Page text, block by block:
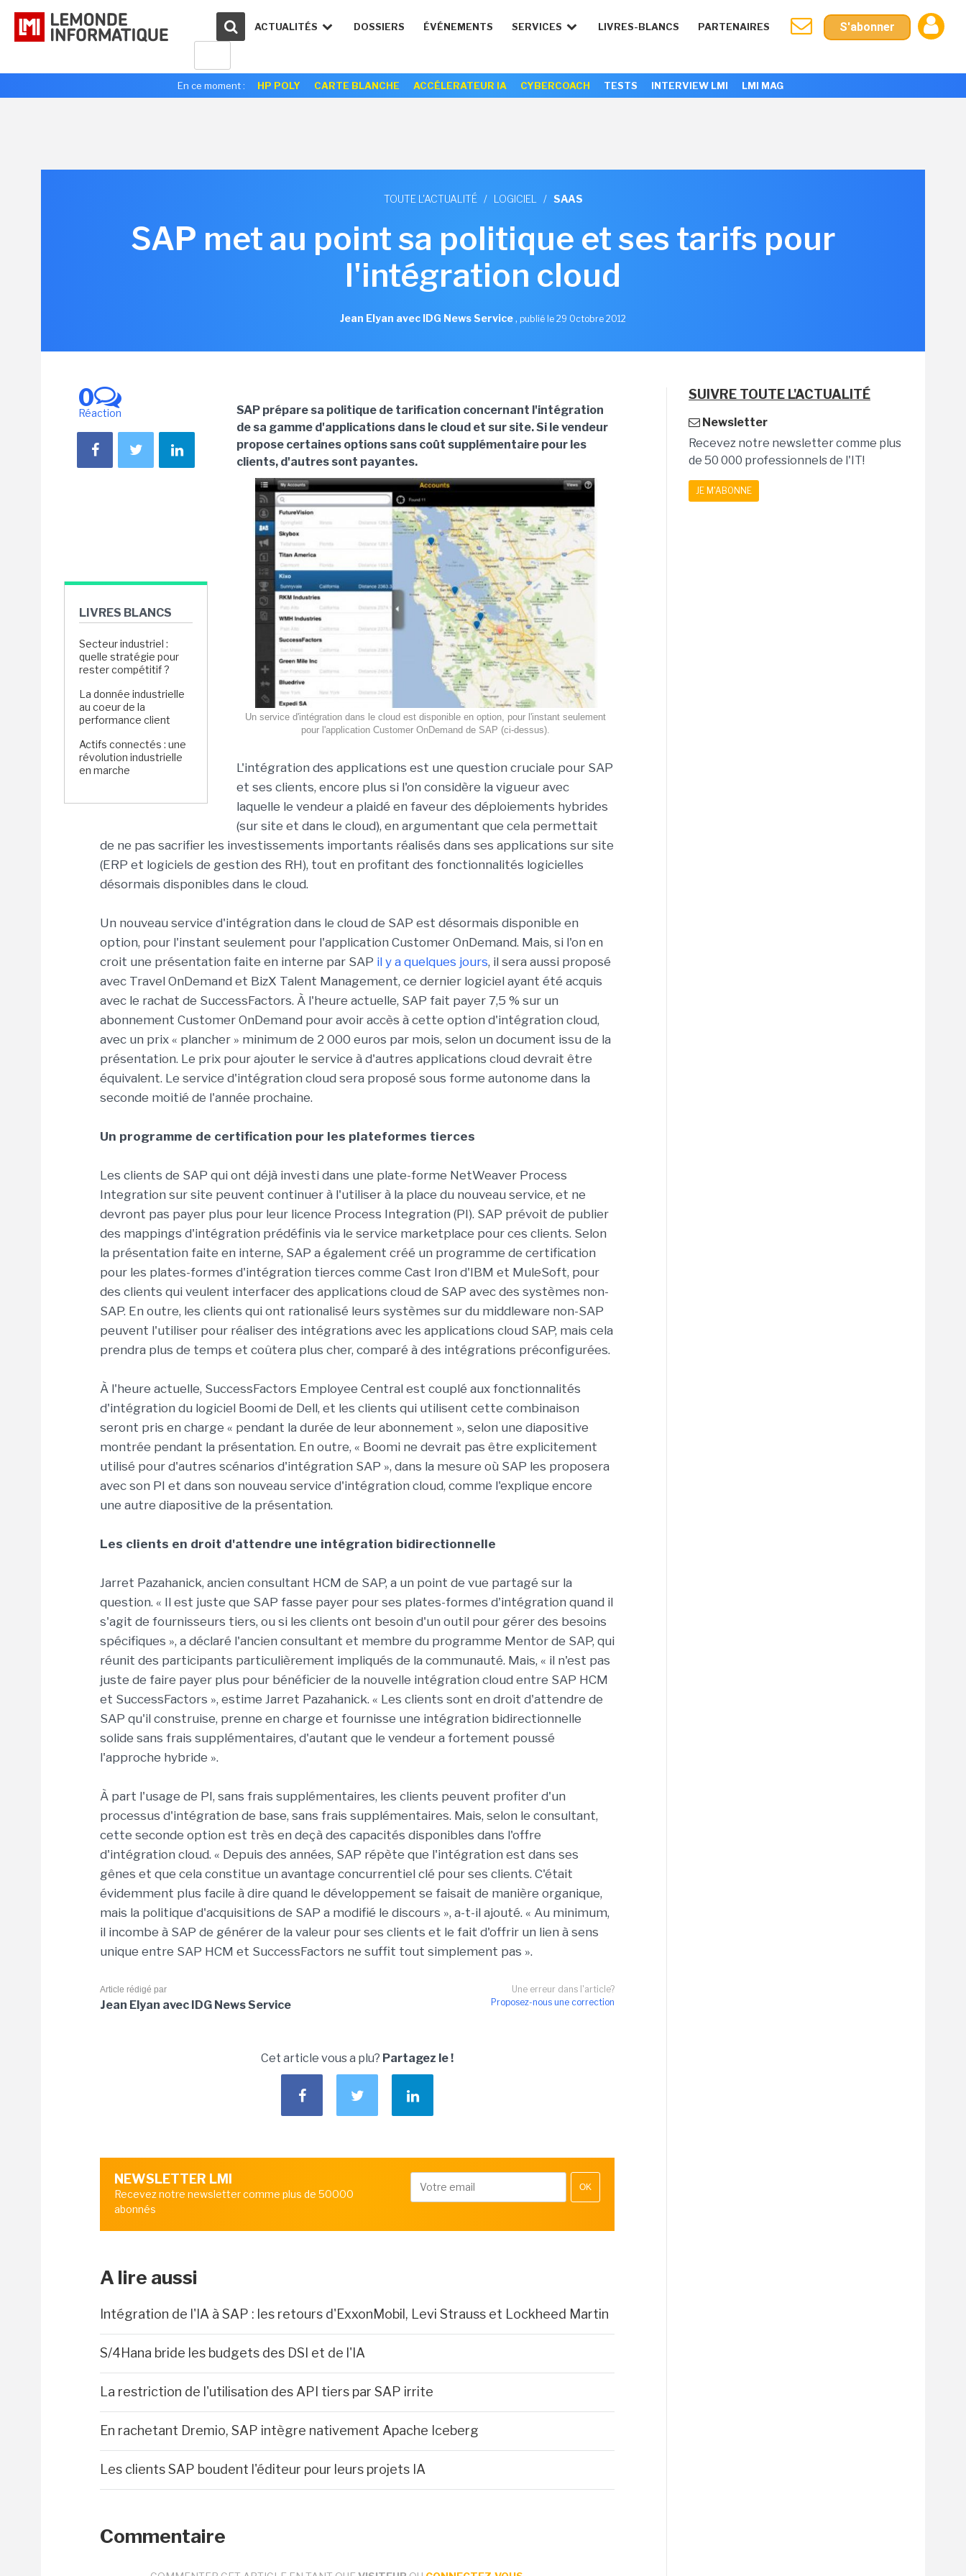
ACTUALITÉS DOSSIERS ÉVÉNEMENTS SERVICES LIVRES-BLANCS PARTENAIRES S'abonner
En ce moment : HP POLY CARTE BLANCHE ACCÉLERATEUR IA CYBERCOACH TESTS INTERVIEW LMI LMI MAG
TOUTE L'ACTUALITÉ / LOGICIEL / SAAS
SAP met au point sa politique et ses tarifs pour
l'intégration cloud
Jean Elyan avec IDG News Service, publié le 29 Octobre 2012
0
Réaction
LIVRES BLANCS
Secteur industriel :
quelle stratégie pour
rester compétitif ?
La donnée industrielle
au coeur de la
performance client
Actifs connectés : une
révolution industrielle
en marche
SAP prépare sa politique de tarification concernant l'intégration
de sa gamme d'applications dans le cloud et sur site. Si le vendeur
propose certaines options sans coût supplémentaire pour les
clients, d'autres sont payantes.
Un service d'intégration dans le cloud est disponible en option, pour l'instant seulement
pour l'application Customer OnDemand de SAP (ci-dessus).
L'intégration des applications est une question cruciale pour SAP
et ses clients, encore plus si l'on considère la vigueur avec
laquelle le vendeur a plaidé en faveur des déploiements hybrides
(sur site et dans le cloud), en argumentant que cela permettait
de ne pas sacrifier les investissements importants réalisés dans ses applications sur site
(ERP et logiciels de gestion des RH), tout en profitant des fonctionnalités logicielles
désormais disponibles dans le cloud.
Un nouveau service d'intégration dans le cloud de SAP est désormais disponible en
option, pour l'instant seulement pour l'application Customer OnDemand. Mais, si l'on en
croit une présentation faite en interne par SAP il y a quelques jours, il sera aussi proposé
avec Travel OnDemand et BizX Talent Management, ce dernier logiciel ayant été acquis
avec le rachat de SuccessFactors. À l'heure actuelle, SAP fait payer 7,5 % sur un
abonnement Customer OnDemand pour avoir accès à cette option d'intégration cloud,
avec un prix « plancher » minimum de 2 000 euros par mois, selon un document issu de la
présentation. Le prix pour ajouter le service à d'autres applications cloud devrait être
équivalent. Le service d'intégration cloud sera proposé sous forme autonome dans la
seconde moitié de l'année prochaine.
Un programme de certification pour les plateformes tierces
Les clients de SAP qui ont déjà investi dans une plate-forme NetWeaver Process
Integration sur site peuvent continuer à l'utiliser à la place du nouveau service, et ne
devront pas payer plus pour leur licence Process Integration (PI). SAP prévoit de publier
des mappings d'intégration prédéfinis via le service marketplace pour ces clients. Selon
la présentation faite en interne, SAP a également créé un programme de certification
pour les plates-formes d'intégration tierces comme Cast Iron d'IBM et MuleSoft, pour
des clients qui veulent interfacer des applications cloud de SAP avec des systèmes non-
SAP. En outre, les clients qui ont rationalisé leurs systèmes sur du middleware non-SAP
peuvent l'utiliser pour réaliser des intégrations avec les applications cloud SAP, mais cela
prendra plus de temps et coûtera plus cher, comparé à des intégrations préconfigurées.
À l'heure actuelle, SuccessFactors Employee Central est couplé aux fonctionnalités
d'intégration du logiciel Boomi de Dell, et les clients qui utilisent cette combinaison
seront pris en charge « pendant la durée de leur abonnement », selon une diapositive
montrée pendant la présentation. En outre, « Boomi ne devrait pas être explicitement
utilisé pour d'autres scénarios d'intégration SAP », dans la mesure où SAP les proposera
avec son PI et dans son nouveau service d'intégration cloud, comme l'explique encore
une autre diapositive de la présentation.
Les clients en droit d'attendre une intégration bidirectionnelle
Jarret Pazahanick, ancien consultant HCM de SAP, a un point de vue partagé sur la
question. « Il est juste que SAP fasse payer pour ses plates-formes d'intégration quand il
s'agit de fournisseurs tiers, ou si les clients ont besoin d'un outil pour gérer des besoins
spécifiques », a déclaré l'ancien consultant et membre du programme Mentor de SAP, qui
réunit des participants particulièrement impliqués de la communauté. Mais, « il n'est pas
juste de faire payer plus pour bénéficier de la nouvelle intégration cloud entre SAP HCM
et SuccessFactors », estime Jarret Pazahanick. « Les clients sont en droit d'attendre de
SAP qu'il construise, prenne en charge et fournisse une intégration bidirectionnelle
solide sans frais supplémentaires, d'autant que le vendeur a fortement poussé
l'approche hybride ».
À part l'usage de PI, sans frais supplémentaires, les clients peuvent profiter d'un
processus d'intégration de base, sans frais supplémentaires. Mais, selon le consultant,
cette seconde option est très en deçà des capacités disponibles dans l'offre
d'intégration cloud. « Depuis des années, SAP répète que l'intégration est dans ses
gênes et que cela constitue un avantage concurrentiel clé pour ses clients. C'était
évidemment plus facile à dire quand le développement se faisait de manière organique,
mais la politique d'acquisitions de SAP a modifié le discours », a-t-il ajouté. « Au minimum,
il incombe à SAP de générer de la valeur pour ses clients et le fait d'offrir un lien à sens
unique entre SAP HCM et SuccessFactors ne suffit tout simplement pas ».
Une erreur dans l'article?
Proposez-nous une correction
Article rédigé par
Jean Elyan avec IDG News Service
Cet article vous a plu? Partagez le !
NEWSLETTER LMI
Recevez notre newsletter comme plus de 50000
abonnés
OK
A lire aussi
Intégration de l'IA à SAP : les retours d'ExxonMobil, Levi Strauss et Lockheed Martin
S/4Hana bride les budgets des DSI et de l'IA
La restriction de l'utilisation des API tiers par SAP irrite
En rachetant Dremio, SAP intègre nativement Apache Iceberg
Les clients SAP boudent l'éditeur pour leurs projets IA
Commentaire
SUIVRE TOUTE L'ACTUALITÉ
Newsletter
Recevez notre newsletter comme plus
de 50 000 professionnels de l'IT!
JE M'ABONNE